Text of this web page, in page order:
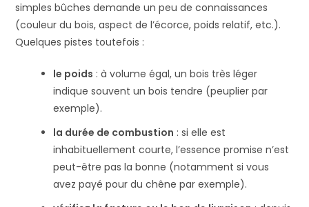
simples bûches demande un peu de connaissances
(couleur du bois, aspect de l’écorce, poids relatif, etc.).
Quelques pistes toutefois :
le poids : à volume égal, un bois très léger
indique souvent un bois tendre (peuplier par
exemple).
la durée de combustion : si elle est
inhabituellement courte, l’essence promise n’est
peut-être pas la bonne (notamment si vous
avez payé pour du chêne par exemple).